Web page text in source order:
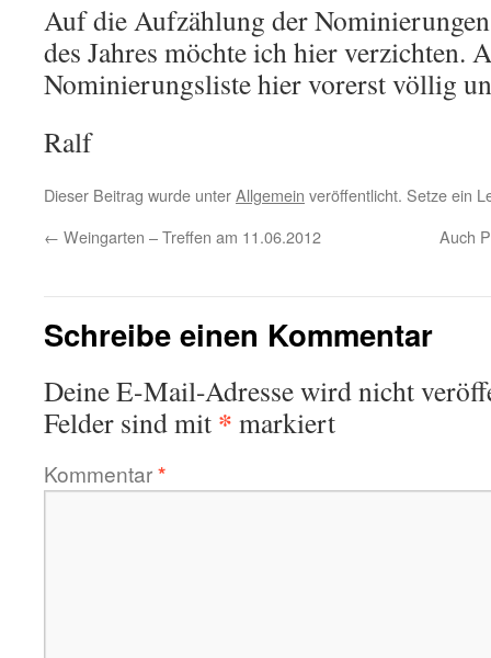
Auf die Aufzählung der
des Jahres möchte ich hier verzichten.
Nominierungsliste hier vorerst völlig
Ralf
Dieser Beitrag wurde unterAllgemein veröffentlicht. Setze ein
← Weingarten – Treffen am 11.06.2012 Auch
Schreibe einen Kommentar
Deine E-Mail-Adresse wird nicht
Felder sind mit * markiert
Kommentar*